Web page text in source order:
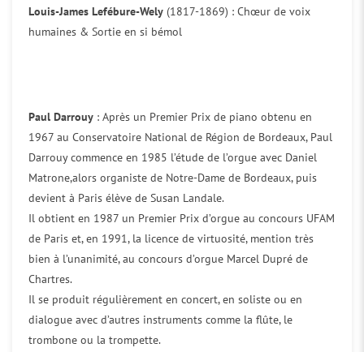
Louis-James Lefébure-Wely (1817-1869) : Chœur de voix
humaines & Sortie en si bémol
Paul Darrouy : Après un Premier Prix de piano obtenu en
1967 au Conservatoire National de Région de Bordeaux, Paul
Darrouy commence en 1985 l’étude de l’orgue avec Daniel
Matrone,alors organiste de Notre-Dame de Bordeaux, puis
devient à Paris élève de Susan Landale.
Il obtient en 1987 un Premier Prix d’orgue au concours UFAM
de Paris et, en 1991, la licence de virtuosité, mention très
bien à l’unanimité, au concours d’orgue Marcel Dupré de
Chartres.
Il se produit régulièrement en concert, en soliste ou en
dialogue avec d’autres instruments comme la flûte, le
trombone ou la trompette.